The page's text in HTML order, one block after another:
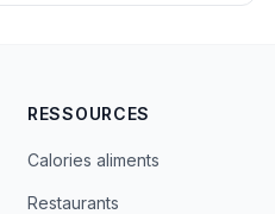
RESSOURCES
Calories aliments
Restaurants